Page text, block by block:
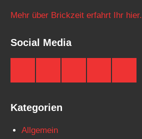
Mehr über Brickzeit erfahrt Ihr hier.
Social Media
Kategorien
Allgemein